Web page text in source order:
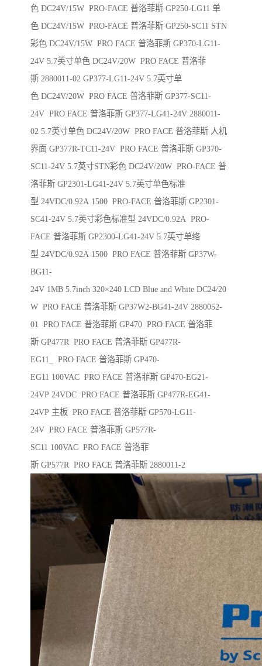
色 DC24V/15W PRO-FACE 普洛菲斯 GP250-LG11 单
色 DC24V/15W PRO-FACE 普洛菲斯 GP250-SC11 STN
彩色 DC24V/15W PRO FACE 普洛菲斯 GP370-LG11-
24V 5.7英寸单色 DC24V/20W PRO FACE 普洛菲
斯 2880011-02 GP377-LG11-24V 5.7英寸单
色 DC24V/20W PRO FACE 普洛菲斯 GP377-SC11-
24V PRO FACE 普洛菲斯 GP377-LG41-24V 2880011-
02 5.7英寸单色 DC24V/20W PRO FACE 普洛菲斯 人机
界面 GP377R-TC11-24V PRO FACE 普洛菲斯 GP370-
SC11-24V 5.7英寸STN彩色 DC24V/20W PRO-FACE 普
洛菲斯 GP2301-LG41-24V 5.7英寸单色标准
型 24VDC/0.92A 1500 PRO-FACE 普洛菲斯 GP2301-
SC41-24V 5.7英寸彩色标准型 24VDC/0.92A PRO-
FACE 普洛菲斯 GP2300-LG41-24V 5.7英寸单络
型 24VDC/0.92A 1500 PRO FACE 普洛菲斯 GP37W-
BG11-
24V 1MB 5.7inch 320×240 LCD Blue and White DC24/20
W PRO FACE 普洛菲斯 GP37W2-BG41-24V 2880052-
01 PRO FACE 普洛菲斯 GP470 PRO FACE 普洛菲
斯 GP477R PRO FACE 普洛菲斯 GP477R-
EG11_ PRO FACE 普洛菲斯 GP470-
EG11 100VAC PRO FACE 普洛菲斯 GP470-EG21-
24VP 24VDC PRO FACE 普洛菲斯 GP477R-EG41-
24VP 主板 PRO FACE 普洛菲斯 GP570-LG11-
24V PRO FACE 普洛菲斯 GP577R-
SC11 100VAC PRO FACE 普洛菲
斯 GP577R PRO FACE 普洛菲斯 2880011-2